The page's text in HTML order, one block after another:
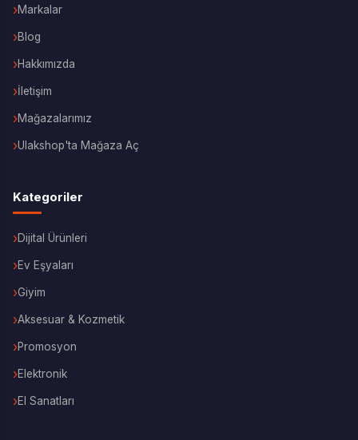
Markalar
Blog
Hakkımızda
İletişim
Mağazalarımız
Ulakshop'ta Mağaza Aç
Kategoriler
Dijital Ürünleri
Ev Eşyaları
Giyim
Aksesuar & Kozmetik
Promosyon
Elektronik
El Sanatları